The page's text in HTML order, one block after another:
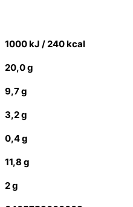
1000 kJ / 240 kcal
20,0 g
9,7 g
3,2 g
0,4 g
11,8 g
2 g